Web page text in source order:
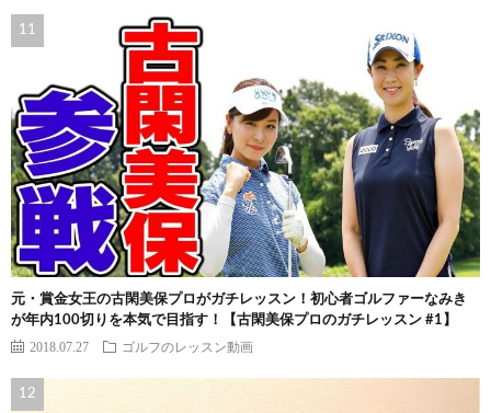
元・賞金女王の古閑美保プロがガチレッスン！初心者ゴルファーなみき
が年内100切りを本気で目指す！【古閑美保プロのガチレッスン #1】
2018.07.27 ゴルフのレッスン動画